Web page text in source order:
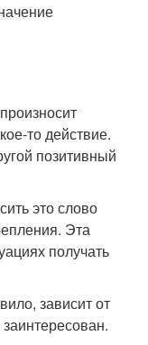
то действие.
позитивный
это слово
Эта
получать
зависит от